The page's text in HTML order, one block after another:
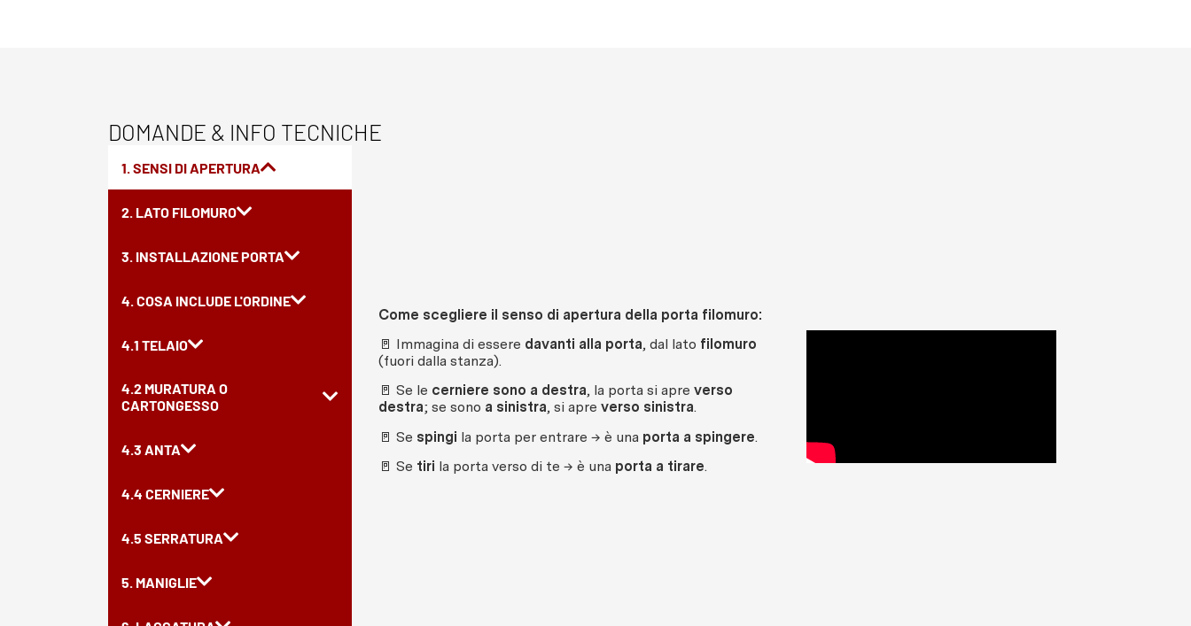
DOMANDE & INFO TECNICHE
1. SENSI DI APERTURA
2. LATO FILOMURO
3. INSTALLAZIONE PORTA
4. COSA INCLUDE L'ORDINE
4.1 TELAIO
4.2 MURATURA O
CARTONGESSO
4.3 ANTA
4.4 CERNIERE
4.5 SERRATURA
5. MANIGLIE
Come scegliere il senso di apertura della porta filomuro:
🚪 Immagina di essere davanti alla porta, dal lato filomuro
(fuori dalla stanza).
🚪 Se le cerniere sono a destra, la porta si apreverso
destra; se sono a sinistra, si apreverso sinistra.
🚪 Se spingi la porta per entrare → è una porta a spingere.
🚪 Se tiri la porta verso di te → è una porta a tirare.